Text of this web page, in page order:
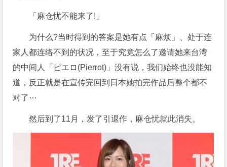
「麻仓忧不能来了!」
为什么?当时得到的答案是她有点「麻烦」、处于连
家人都连络不到的状况，至于究竟怎么了邀请她来台湾
的中间人「ピエロ(Pierrot)」没有说，我们始终也没能知
道，反正就是在宣传完回到日本她拍完作品后整个都不
对了⋯
然后到了11月，发了引退作，麻仓忧就此消失。